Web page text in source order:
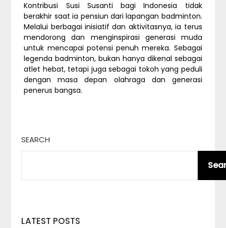
Kontribusi Susi Susanti bagi Indonesia tidak
berakhir saat ia pensiun dari lapangan badminton.
Melalui berbagai inisiatif dan aktivitasnya, ia terus
mendorong dan menginspirasi generasi muda
untuk mencapai potensi penuh mereka. Sebagai
legenda badminton, bukan hanya dikenal sebagai
atlet hebat, tetapi juga sebagai tokoh yang peduli
dengan masa depan olahraga dan generasi
penerus bangsa.
SEARCH
LATEST POSTS